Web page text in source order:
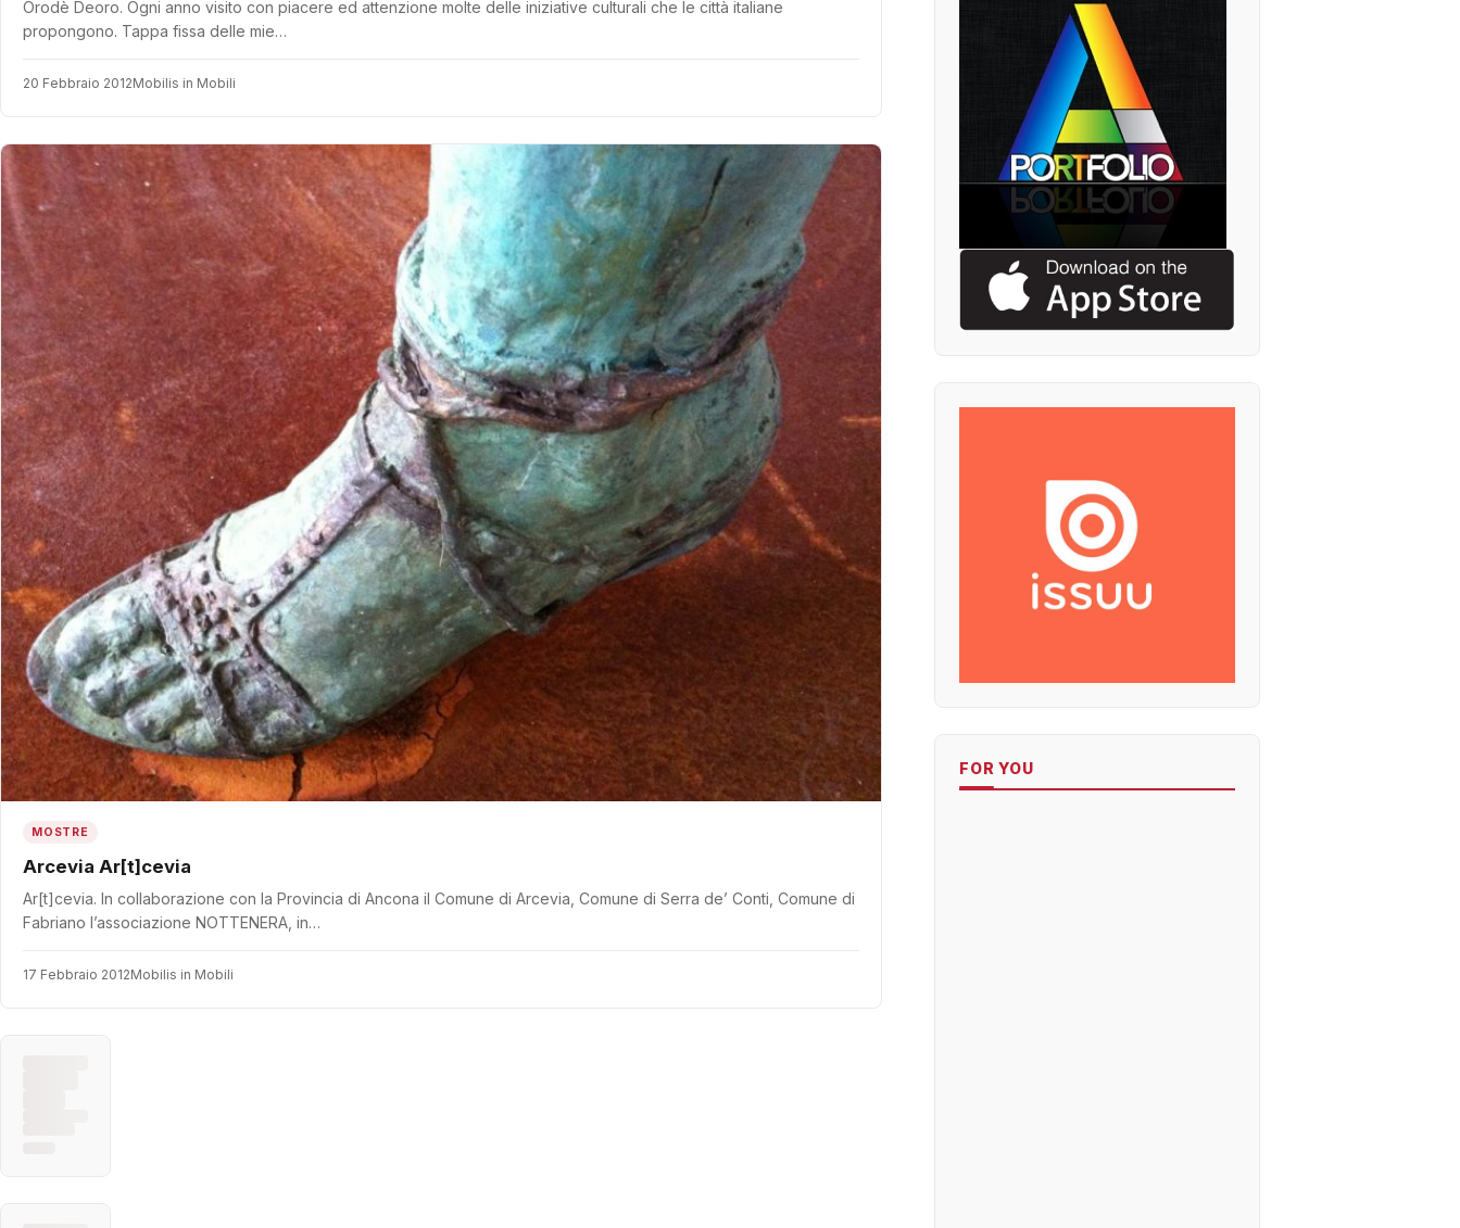
Orodè Deoro. Ogni anno visito con piacere ed attenzione molte delle iniziative culturali che le città italiane
propongono. Tappa fissa delle mie…
20 Febbraio 2012Mobilis in Mobili
MOSTRE
Arcevia Ar[t]cevia
Ar[t]cevia. In collaborazione con la Provincia di Ancona il Comune di Arcevia, Comune di Serra de’ Conti, Comune di
Fabriano l’associazione NOTTENERA, in…
17 Febbraio 2012Mobilis in Mobili
FOR YOU